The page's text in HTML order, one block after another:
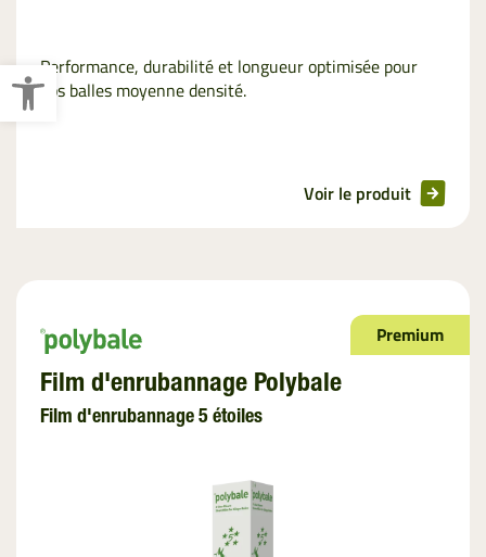
Ouvrir la barre d’outils
Performance, durabilité et longueur optimisée pour
vos balles moyenne densité.
Voir le produit
Premium
Film d'enrubannage Polybale
Film d'enrubannage 5 étoiles